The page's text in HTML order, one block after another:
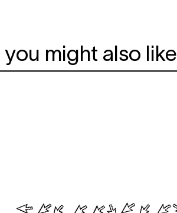
you might also like